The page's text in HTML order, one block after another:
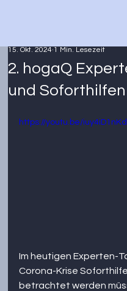
2. hogaQ
und Soforthilfen
15. Okt. 2024 1 Min. Lesezeit
https://youtu.be/
Im heutigen Experten-
Corona-Krise
betrachtet werden